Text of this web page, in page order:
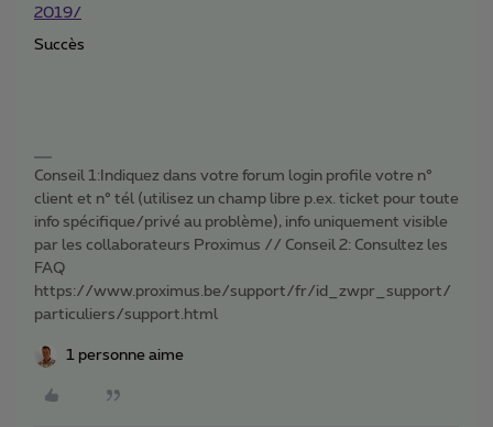
2019/
Succès
Conseil 1:Indiquez dans votre forum login profile votre n°
client et n° tél (utilisez un champ libre p.ex. ticket pour toute
info spécifique/privé au problème), info uniquement visible
par les collaborateurs Proximus // Conseil 2: Consultez les
FAQ
https://www.proximus.be/support/fr/id_zwpr_support/
particuliers/support.html
1 personne aime